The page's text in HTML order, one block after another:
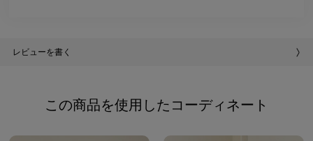
レビューを書く
この商品を使用したコーディネート